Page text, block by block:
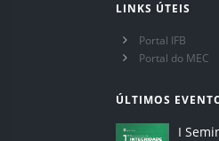
LINKS ÚTEIS
Portal IFB
Portal do MEC
ÚLTIMOS
I